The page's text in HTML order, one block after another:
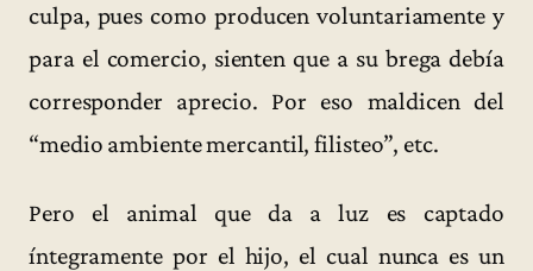
culpa, pues como producen voluntariamente y
para el comercio, sienten que a su brega debía
corresponder aprecio. Por eso maldicen del
“medio ambiente mercantil, filisteo”, etc.
Pero el animal que da a luz es captado
íntegramente por el hijo, el cual nunca es un